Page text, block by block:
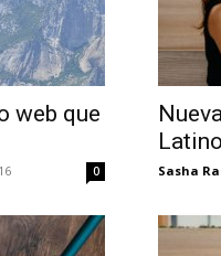
web que
0 Sasha